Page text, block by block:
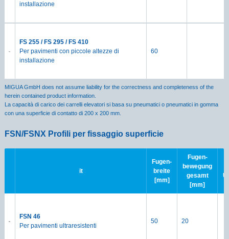
installazione
FS 255 / FS 295 / FS 410
Per pavimenti con piccole altezze di
installazione
60
MIGUA GmbH does not assume liability for the correctness and completeness of the
herein contained product information.
La capacità di carico dei carrelli elevatori si basa su pneumatici o pneumatici in gomma
con una superficie di contatto di 200 x 200 mm.
FSN/FSNX Profili per fissaggio superficie
it
Fugen-
breite
[mm]
Fugen-
bewegung
gesamt
[mm]
FSN 46
Per pavimenti ultraresistenti
50 20